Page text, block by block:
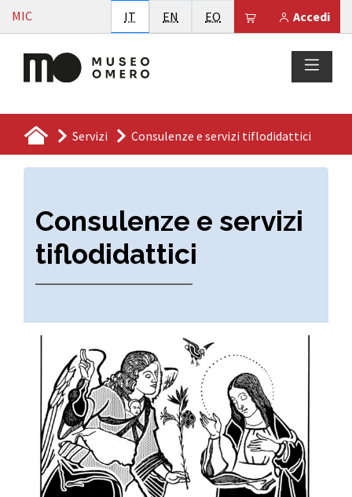
Vai al contenuto
MIC Accedi
Il tuo carrello è
IT Italiano
EN English
EO Esperanto
Servizi Consulenze e servizi tiflodidattici
Consulenze e servizi
tiflodidattici